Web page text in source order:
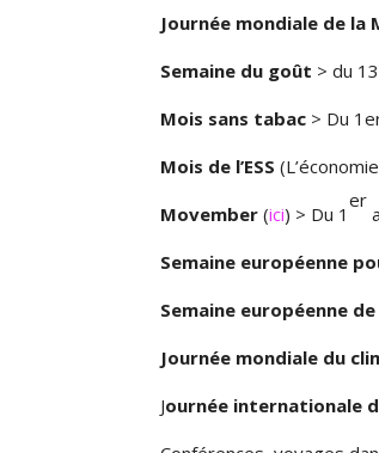
Journée mondiale de la
Semaine du goût > du
Mois sans tabac > Du
Mois de l’ESS
Movember (ici) > Du 1
er
Semaine européenne
Semaine européenne
Journée mondiale du
Journée internationale